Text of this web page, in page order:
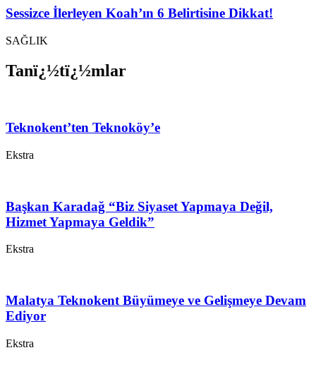
Sessizce İlerleyen Koah’ın 6 Belirtisine Dikkat!
SAĞLIK
Tanï¿½tï¿½mlar
Teknokent’ten Teknoköy’e
Ekstra
Başkan Karadağ “Biz Siyaset Yapmaya Değil,
Hizmet Yapmaya Geldik”
Ekstra
Malatya Teknokent Büyümeye ve Gelişmeye Devam
Ediyor
Ekstra